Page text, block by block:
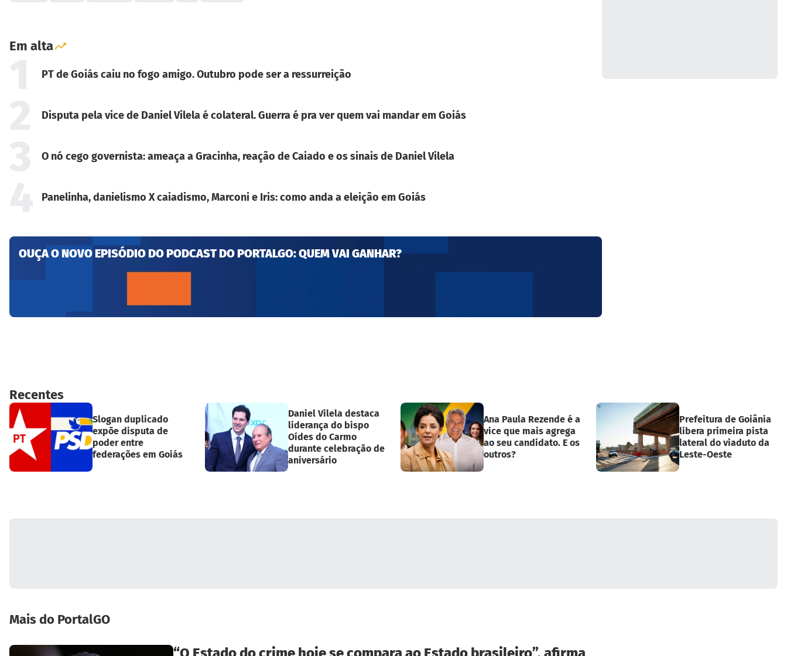
Em alta
PT de Goiás caiu no fogo amigo. Outubro pode ser a ressurreição
Disputa pela vice de Daniel Vilela é colateral. Guerra é pra ver quem vai mandar em Goiás
O nó cego governista: ameaça a Gracinha, reação de Caiado e os sinais de Daniel Vilela
Panelinha, danielismo X caiadismo, Marconi e Iris: como anda a eleição em Goiás
OUÇA O NOVO EPISÓDIO DO PODCAST DO PORTALGO: QUEM VAI GANHAR?
Recentes
Slogan duplicado
expõe disputa de
poder entre
federações em Goiás
Daniel Vilela destaca
liderança do bispo
Oídes do Carmo
durante celebração de
aniversário
Ana Paula Rezende é a
vice que mais agrega
ao seu candidato. E os
outros?
Prefeitura de Goiânia
libera primeira pista
lateral do viaduto da
Leste-Oeste
Mais do PortalGO